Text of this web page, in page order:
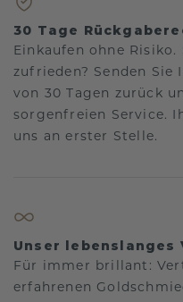
30 Tage
Einkaufen ohne
zufrieden? Senden Sie
von 30 Tagen zurück
sorgenfreien Service.
uns an erster Stelle.
Unser lebenslanges
Für immer brillant:
erfahrenen